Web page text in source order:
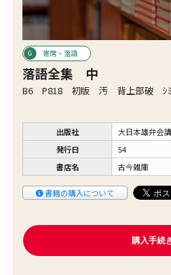
寄席・落語
落語全集 中
B6 P818 初版 汚 背上部破
出版社
大日本雄弁会
発行日
S4
書店名
古今雑庫
書籍の購入について